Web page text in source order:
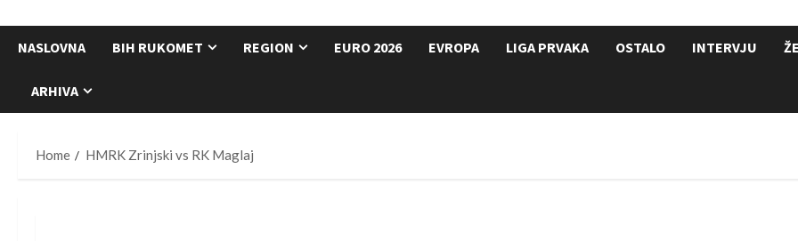
NASLOVNA BIH RUKOMET REGION EURO 2026 EVROPA LIGA PRVAKA OSTALO INTERVJU
ARHIVA
Home HMRK Zrinjski vs RK Maglaj